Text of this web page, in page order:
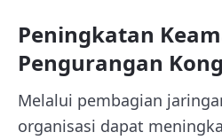
Peningkatan
Pengurangan
Melalui pembagian
organisasi dapat